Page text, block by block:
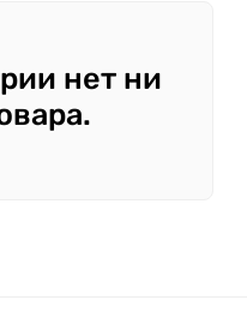
нет ни